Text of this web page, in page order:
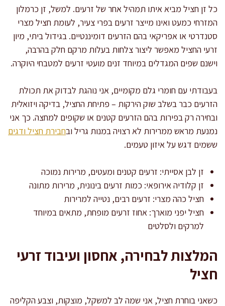
כל זן חציל מביא איתו תמהיל אחר של זרעים. למשל, זן כרמלון
המזרחי כמעט ואינו מייצר זרעים בפרי צעיר, לעומת חציל מצרי
סטנדרטי או אפריקאי בהם הזרעים דומיננטיים. בגידול ביתי, מיון
זרעי החציל מאפשר ליצור צלחות בעלות מרקם חלק בהרבה,
וישנם שפים המגדלים במיוחד זנים מועטי זרעים למטבחי היוקרה.
בעבודתי עם חומרי גלם מקומיים, אני נוהגת לבדוק את תכולת
הזרעים כבר בשלב שוק הירקות – פתיחת החציל, בדיקה ויזואלית
ובחירה רק בפירות בהם הזרעים קטנים או שקופים למחצה. כך אני
נמנעת מראש ממרירות לא רצויה במנות גריל ובחבירת חציל ודגים
ששמים דגש על איזון טעמים.
זן לבן אסייתי: זרעים קטנים ומעטים, מרירות נמוכה
זן קלודיה אירופאי: כמות זרעים בינונית, מרירות מתונה
חציל כהה מצרי: זרעים רבים, נטייה למרירות
חציל יפני מוארך: אחוז זרעים מופחת, מתאים במיוחד
למרקים ולסלטים
המלצות לבחירה, אחסון ועיבוד זרעי
חציל
כשאני בוחרת חציל, אני שמה לב למשקל, מוצקות, וצבע הקליפה